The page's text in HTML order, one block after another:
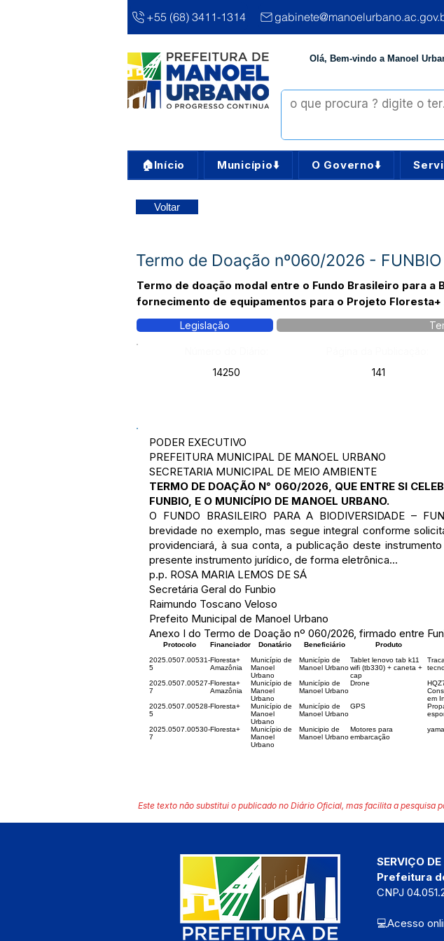
+55 (68) 3411-1314
Olá, Bem-vindo a Manoel
🏠Início Município⬇️ O Governo⬇️
Voltar
Termo de Doação nº060/2026 - FUNBIO
Termo de doação modal entre o Fundo Brasileiro para a
fornecimento de equipamentos para o Projeto Floresta+
Legislação
14250
141
PODER EXECUTIVO
PREFEITURA MUNICIPAL DE MANOEL URBANO
SECRETARIA MUNICIPAL DE MEIO AMBIENTE
TERMO DE DOAÇÃO N° 060/2026, QUE ENTRE SI
FUNBIO, E O MUNICÍPIO DE MANOEL URBANO.
O FUNDO BRASILEIRO PARA A BIODIVERSIDADE –
brevidade no exemplo, mas segue integral conforme
providenciará, à sua conta, a publicação deste
presente instrumento jurídico, de forma eletrônica...
p.p. ROSA MARIA LEMOS DE SÁ
Secretária Geral do Funbio
Raimundo Toscano Veloso
Prefeito Municipal de Manoel Urbano
Anexo I do Termo de Doação nº 060/2026, firmado entre
Protocolo Financiador Donatário Beneficiário Produto
2025.0507.00531-
5
Floresta+
Amazônia
Município de
Manoel
Urbano
Município de
Manoel Urbano
Tablet lenovo tab k11
wifi (tb330) + caneta +
cap
2025.0507.00527-
7
Floresta+
Amazônia
Município de
Manoel
Urbano
Município de
Manoel Urbano
Drone
em
2025.0507.00528-
5
Floresta+
Município de
Manoel
Urbano
Município de
Manoel Urbano
GPS
2025.0507.00530-
7
Floresta+
Município de
Manoel
Urbano
Municipio de
Manoel Urbano
Motores para
embarcação
Este texto não substitui o publicado no Diário Oficial, mas facilita a pesquisa
SERVIÇO
Prefeitura
CNPJ
💻Acesso